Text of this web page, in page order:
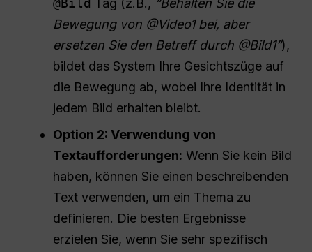
@Bild Tag (z.B., “Behalten Sie die
Bewegung von @Video1 bei, aber
ersetzen Sie den Betreff durch @Bild1”),
bildet das System Ihre Gesichtszüge auf
die Bewegung ab, wobei Ihre Identität in
jedem Bild erhalten bleibt.
Option 2: Verwendung von
Textaufforderungen: Wenn Sie kein Bild
haben, können Sie einen beschreibenden
Text verwenden, um ein Thema zu
definieren. Die besten Ergebnisse
erzielen Sie, wenn Sie sehr spezifisch